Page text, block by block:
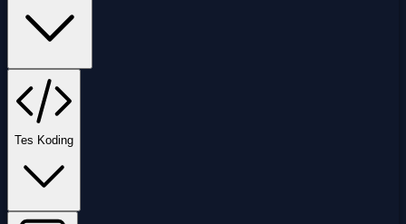
Tes Koding